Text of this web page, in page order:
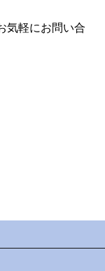
気軽にお問い合